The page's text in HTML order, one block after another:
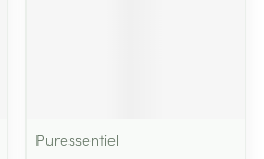
Puressentiel